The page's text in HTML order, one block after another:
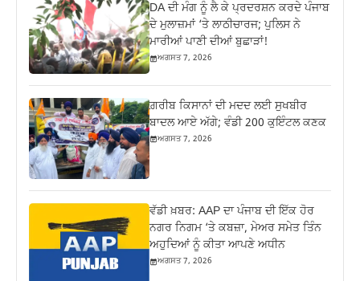
DA ਦੀ ਮੰਗ ਨੂੰ ਲੈ ਕੇ ਪ੍ਰਦਰਸ਼ਨ ਕਰਦੇ ਪੰਜਾਬ
ਦੇ ਮੁਲਾਜ਼ਮਾਂ ‘ਤੇ ਲਾਠੀਚਾਰਜ; ਪੁਲਿਸ ਨੇ
ਮਾਰੀਆਂ ਪਾਣੀ ਦੀਆਂ ਬੁਛਾੜਾਂ!
ਅਗਸਤ 7, 2026
ਗ਼ਰੀਬ ਕਿਸਾਨਾਂ ਦੀ ਮਦਦ ਲਈ ਸੁਖਬੀਰ
ਬਾਦਲ ਆਏ ਅੱਗੇ; ਵੰਡੀ 200 ਕੁਇੰਟਲ ਕਣਕ
ਅਗਸਤ 7, 2026
ਵੱਡੀ ਖ਼ਬਰ: AAP ਦਾ ਪੰਜਾਬ ਦੀ ਇੱਕ ਹੋਰ
ਨਗਰ ਨਿਗਮ ‘ਤੇ ਕਬਜ਼ਾ, ਮੇਅਰ ਸਮੇਤ ਤਿੰਨ
ਅਹੁਦਿਆਂ ਨੂੰ ਕੀਤਾ ਆਪਣੇ ਅਧੀਨ
ਅਗਸਤ 7, 2026